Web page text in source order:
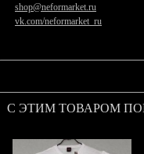
shop@neformarket.ru
vk.com/neformarket_ru
С ЭТИМ ТОВАРОМ